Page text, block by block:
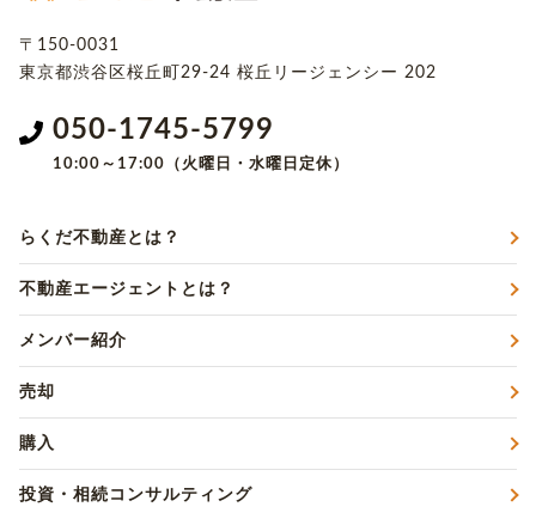
〒150-0031
東京都渋谷区桜丘町29-24 桜丘リージェンシー 202
050-1745-5799
10:00～17:00（火曜日・水曜日定休）
らくだ不動産とは？
不動産エージェントとは？
メンバー紹介
売却
購入
投資・相続コンサルティング